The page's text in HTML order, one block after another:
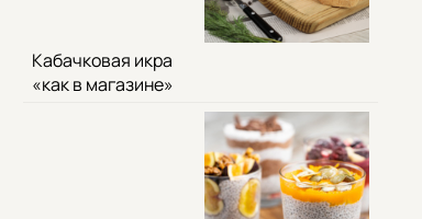
Кабачковая икра
«как в магазине»